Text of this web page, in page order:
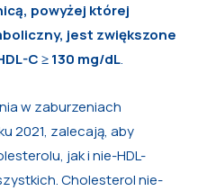
powyżej której
jest zwiększone
C ≥ 130 mg/dL.
w zaburzeniach
2021, zalecają, aby
jak i nie-HDL-
Cholesterol nie-